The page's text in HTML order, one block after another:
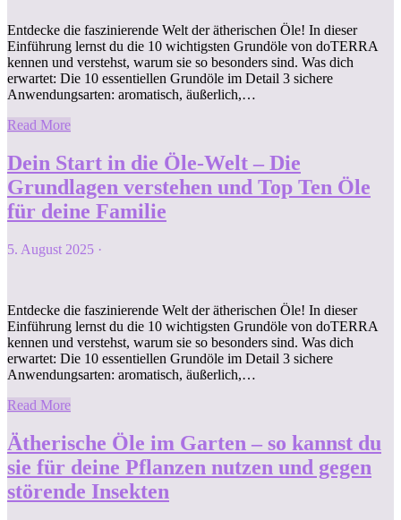
Entdecke die faszinierende Welt der ätherischen Öle! In dieser
Einführung lernst du die 10 wichtigsten Grundöle von doTERRA
kennen und verstehst, warum sie so besonders sind. Was dich
erwartet: Die 10 essentiellen Grundöle im Detail 3 sichere
Anwendungsarten: aromatisch, äußerlich,…
Read More
Dein Start in die Öle-Welt – Die
Grundlagen verstehen und Top Ten Öle
für deine Familie
5. August 2025 ·
Entdecke die faszinierende Welt der ätherischen Öle! In dieser
Einführung lernst du die 10 wichtigsten Grundöle von doTERRA
kennen und verstehst, warum sie so besonders sind. Was dich
erwartet: Die 10 essentiellen Grundöle im Detail 3 sichere
Anwendungsarten: aromatisch, äußerlich,…
Read More
Ätherische Öle im Garten – so kannst du
sie für deine Pflanzen nutzen und gegen
störende Insekten